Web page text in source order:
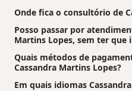
Onde fica o consultório de
Posso passar por
Martins Lopes, sem ter que
Quais métodos de
Cassandra Martins Lopes?
Em quais idiomas